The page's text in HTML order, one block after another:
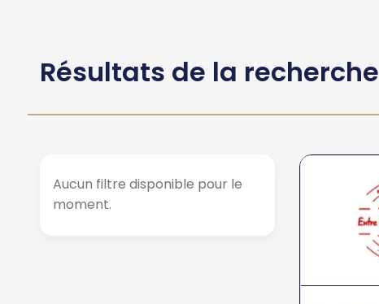
Résultats de la recherche
Aucun filtre disponible pour le
moment.